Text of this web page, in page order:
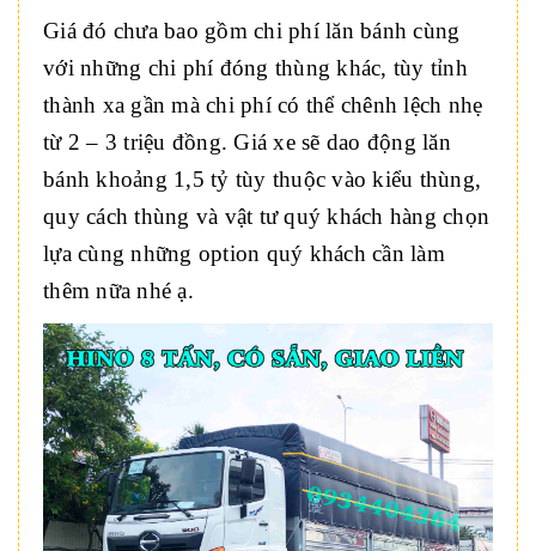
Giá đó chưa bao gồm chi phí lăn bánh cùng
với những chi phí đóng thùng khác, tùy tỉnh
thành xa gần mà chi phí có thể chênh lệch nhẹ
từ 2 – 3 triệu đồng. Giá xe sẽ dao động lăn
bánh khoảng 1,5 tỷ tùy thuộc vào kiểu thùng,
quy cách thùng và vật tư quý khách hàng chọn
lựa cùng những option quý khách cần làm
thêm nữa nhé ạ.